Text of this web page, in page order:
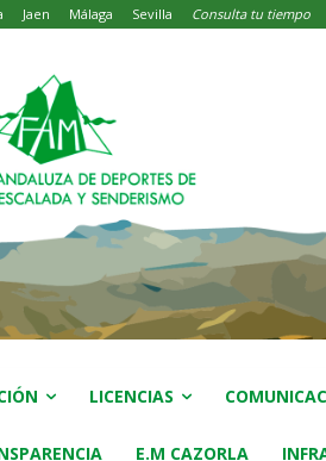
Jaen Málaga Sevilla Consulta tu tiempo
LICENCIAS
E.M CAZORLA